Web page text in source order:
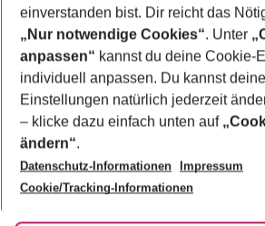
Footer
Footer navigation
Über uns
AGB
Bestpreisgarantie
Cookie-Einstellungen ändern
Cookie-Richtlinie
Agenturbetreuung
Barrierefreies Reisen
Folge uns
einverstanden bist. Dir reicht das
„Nur notwendige Cookies“. Unter
anpassen“ kannst du deine Cookie-
individuell anpassen. Du kannst
Einstellungen natürlich jederzeit
– klicke dazu einfach unten auf
ändern“.
Datenschutz-Informationen
Impressum
Cookie/Tracking-Informationen